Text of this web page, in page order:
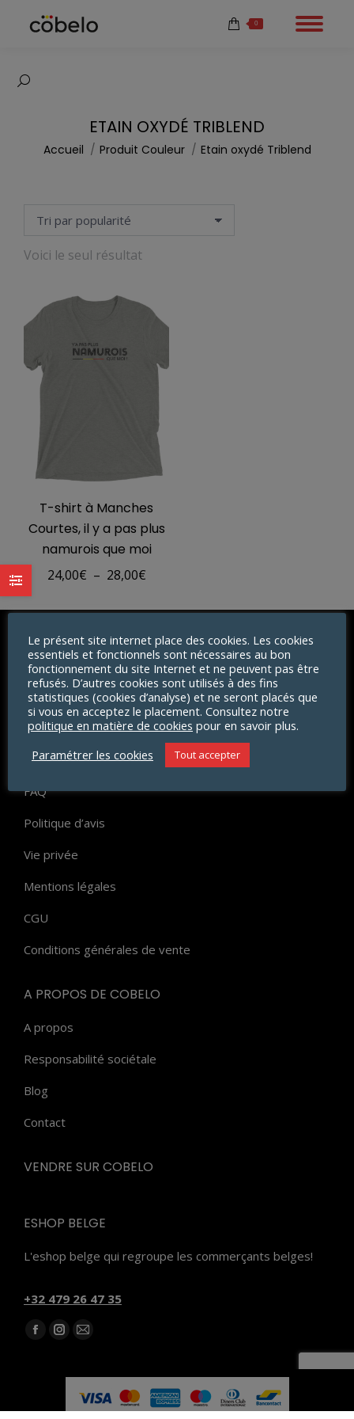
Recherche
0
ETAIN OXYDÉ TRIBLEND
Vous êtes ici :
Accueil Produit Couleur Etain oxydé Triblend
Voici le seul résultat
T-shirt à Manches
Courtes, il y a pas plus
namurois que moi
24,00€ – 28,00€Plage
prix :
24,00€
à
28,00€
INFO
Retours
Livraison
Paiement
FAQ
Politique d’avis
Vie privée
Mentions légales
CGU
Conditions générales de vente
A PROPOS DE COBELO
A propos
Responsabilité sociétale
Blog
Contact
VENDRE SUR COBELO
ESHOP BELGE
L'eshop belge qui regroupe les commerçants belges!
‭+32 479 26 47 35‬
Trouvez nous sur :
Facebook
opens
Instagram
opens
E-
page
opens
Le présent site internet place des cookies. Les cookies
essentiels et fonctionnels sont nécessaires au bon
fonctionnement du site Internet et ne peuvent pas être
refusés. D’autres cookies sont utilisés à des fins
statistiques (cookies d’analyse) et ne seront placés que
si vous en acceptez le placement. Consultez notre
politique en matière de cookies pour en savoir plus.
Paramétrer les cookies
Tout accepter